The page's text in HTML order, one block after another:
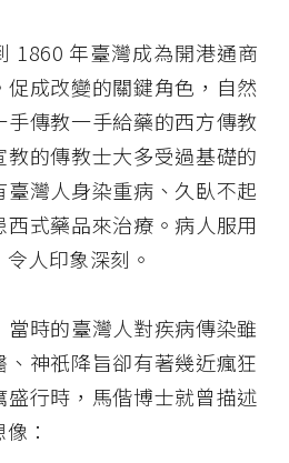
1860 年臺灣成為開港通商
促成改變的關鍵角色，自然
傳教一手給藥的西方傳教
的傳教士大多受過基礎的
灣人身染重病、久臥不起
式藥品來治療。病人服用
人印象深刻。
時的臺灣人對疾病傳染雖
神祇降旨卻有著幾近瘋狂
行時，馬偕博士就曾描述
：